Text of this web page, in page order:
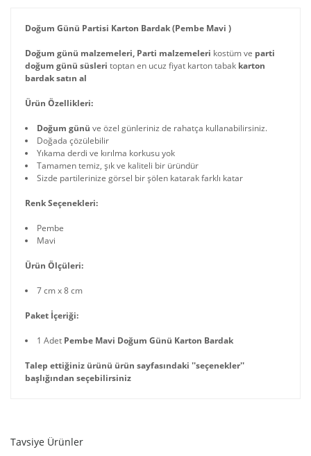
Doğum Günü Partisi Karton Bardak (Pembe Mavi )
Doğum günü malzemeleri, Parti malzemeleri kostüm ve parti
doğum günü süsleri toptan en ucuz fiyat karton tabak karton
bardak satın al
Ürün Özellikleri:
Doğum günü ve özel günleriniz de rahatça kullanabilirsiniz.
Doğada çözülebilir
Yıkama derdi ve kırılma korkusu yok
Tamamen temiz, şık ve kaliteli bir üründür
Sizde partilerinize görsel bir şölen katarak farklı katar
Renk Seçenekleri:
Pembe
Mavi
Ürün Ölçüleri:
7 cm x 8 cm
Paket İçeriği:
1 Adet Pembe Mavi Doğum Günü Karton Bardak
Talep ettiğiniz ürünü ürün sayfasındaki ''seçenekler''
başlığından seçebilirsiniz
Tavsiye Ürünler